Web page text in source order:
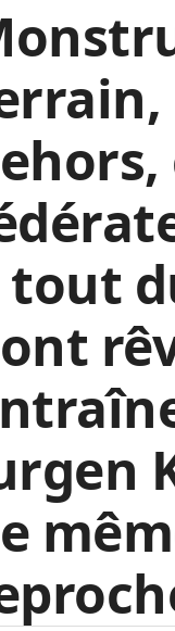
tout